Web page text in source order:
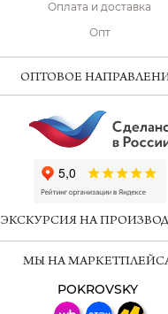
Оплата и доставка
Опт
ОПТОВОЕ
ЭКСКУРСИЯ НА
МЫ НА
POKROVSKY